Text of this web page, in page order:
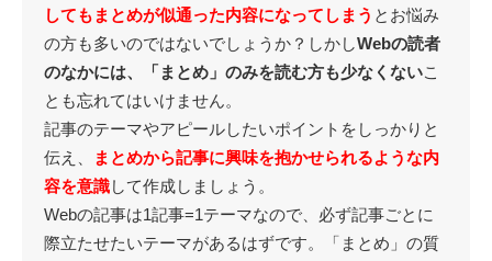
してもまとめが似通った内容になってしまう とお悩み
の方も多いのではないでしょうか？しかしWebの読者
のなかには、「まとめ」のみを読む方も少なくないこ
とも忘れてはいけません。
記事のテーマやアピールしたいポイントをしっかりと
伝え、
まとめから記事に興味を抱かせられるような内
容を意識して作成しましょう。
Webの記事は1記事=1テーマなので、必ず記事ごとに
際立たせたいテーマがあるはずです。「まとめ」の質